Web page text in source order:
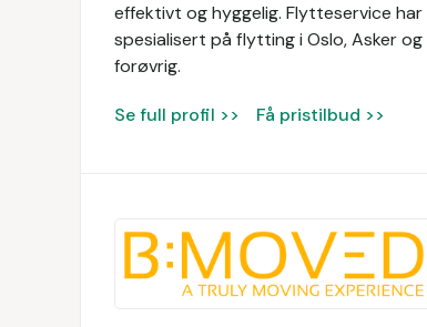
effektivt og hyggelig. Flytteservice
spesialisert på flytting i Oslo, Asker
forøvrig.
Se full profil >> Få pristilbud >>